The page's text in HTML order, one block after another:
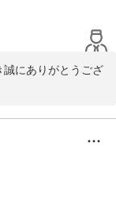
。1日に一回。
入れないのは少し残
て、しっかり温まる
激がない満足のある
が周りにあり、夜中
せんでした。
も丁寧。サービスは
にありがとうござ
かしたデザイン、
ます。
おりますので、そ